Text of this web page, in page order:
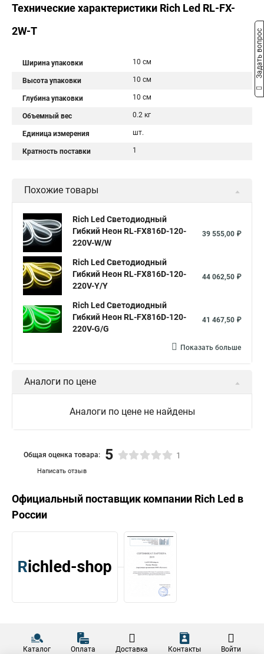
Технические характеристики Rich Led RL-FX-
2W-Т
Ширина упаковки 10 см
Высота упаковки 10 см
Глубина упаковки 10 см
Объемный вес 0.2 кг
Единица измерения шт.
Кратность поставки 1
Похожие товары
Rich Led Светодиодный
Гибкий Неон RL-FX816D-120-
220V-W/W
39 555,00 ₽
Rich Led Светодиодный
Гибкий Неон RL-FX816D-120-
220V-Y/Y
44 062,50 ₽
Rich Led Светодиодный
Гибкий Неон RL-FX816D-120-
220V-G/G
41 467,50 ₽
Показать больше
Аналоги по цене
Аналоги по цене не найдены
Написать отзыв
Общая оценка товара: 5 1
Официальный поставщик компании Rich Led в
России
Каталог Оплата Доставка Контакты Войти
Задать вопрос